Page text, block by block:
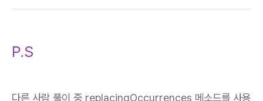
P.S
다른 사람 풀이 중 replacingOccurrences 메소드를 사용